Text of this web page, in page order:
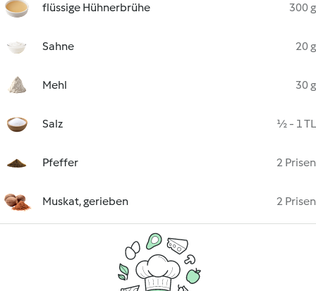
flüssige Hühnerbrühe 300 g
Sahne 20 g
Mehl 30 g
Salz ½ - 1 TL
Pfeffer 2 Prisen
Muskat, gerieben 2 Prisen